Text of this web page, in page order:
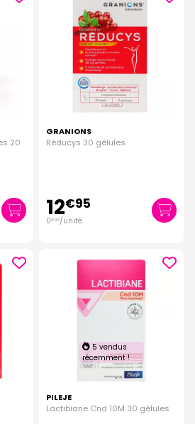
20
GRANIONS
Réducys 30 gélules
12€95
0€43/unité
5 vendus
récemment !
PILEJE
Lactibiane Cnd 10M 30 gélules